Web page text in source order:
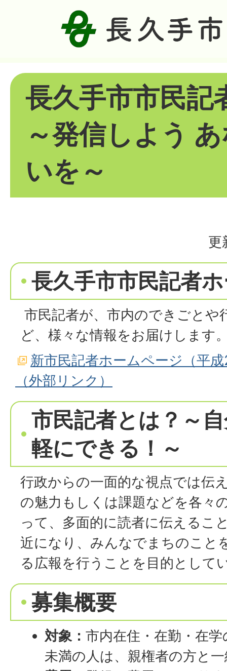
長久手市市民記
～発信しよう
いを～
更
長久手市市民記者
市民記者が、市内のできごとや
ど、様々な情報をお届けします
新市民記者ホームページ（平
（外部リンク）
市民記者とは？～
軽にできる！～
行政からの一面的な視点では伝
の魅力もしくは課題などを各々
って、多面的に読者に伝えるこ
近になり、みんなでまちのこと
る広報を行うことを目的として
募集概要
対象：市内在住・在勤・在
未満の人は、親権者の方と